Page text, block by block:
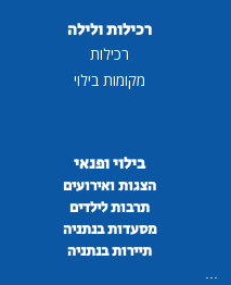
רכילות ולילה
רכילות
מקומות בילוי
בילוי ופנאי
הצגות ואירועים
תרבות לילדים
מסעדות בנתניה
תיירות בנתניה
...